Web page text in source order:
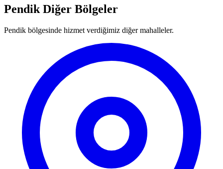
Pendik Diğer Bölgeler
Pendik bölgesinde hizmet verdiğimiz diğer mahalleler.